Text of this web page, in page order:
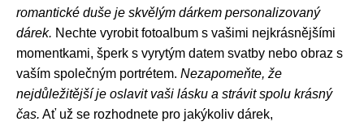
romantické duše je skvělým dárkem personalizovaný
dárek. Nechte vyrobit fotoalbum s vašimi nejkrásnějšími
momentkami, šperk s vyrytým datem svatby nebo obraz s
vaším společným portrétem. Nezapomeňte, že
nejdůležitější je oslavit vaši lásku a strávit spolu krásný
čas. Ať už se rozhodnete pro jakýkoliv dárek,